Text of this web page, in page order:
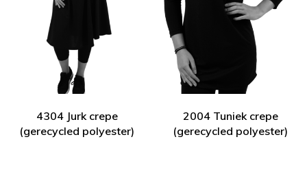
4304 Jurk crepe
(gerecycled polyester)
2004 Tuniek crepe
(gerecycled polyester)